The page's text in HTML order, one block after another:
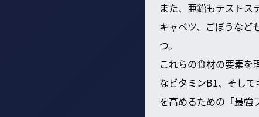
また、亜鉛もテストス
キャベツ、ごぼうなど
つ。
これらの食材の要素を
なビタミンB1、そし
を高めるための「最強